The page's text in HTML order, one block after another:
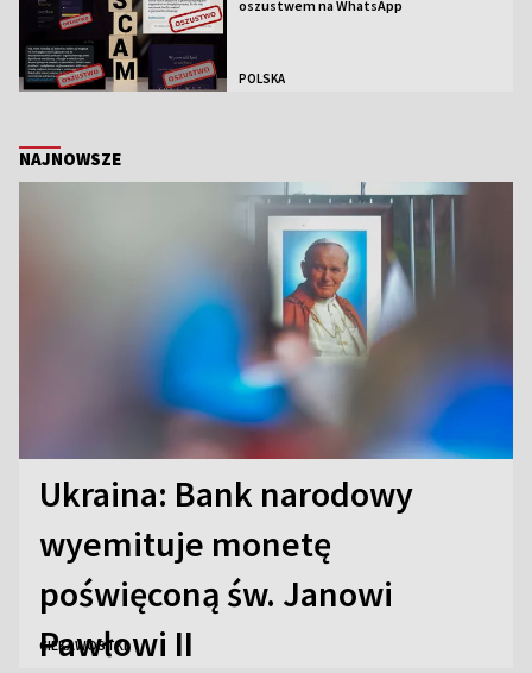
oszustwem na WhatsApp
POLSKA
NAJNOWSZE
Ukraina: Bank narodowy
wyemituje monetę
poświęconą św. Janowi
Pawłowi II
CIEKAWOSTKI